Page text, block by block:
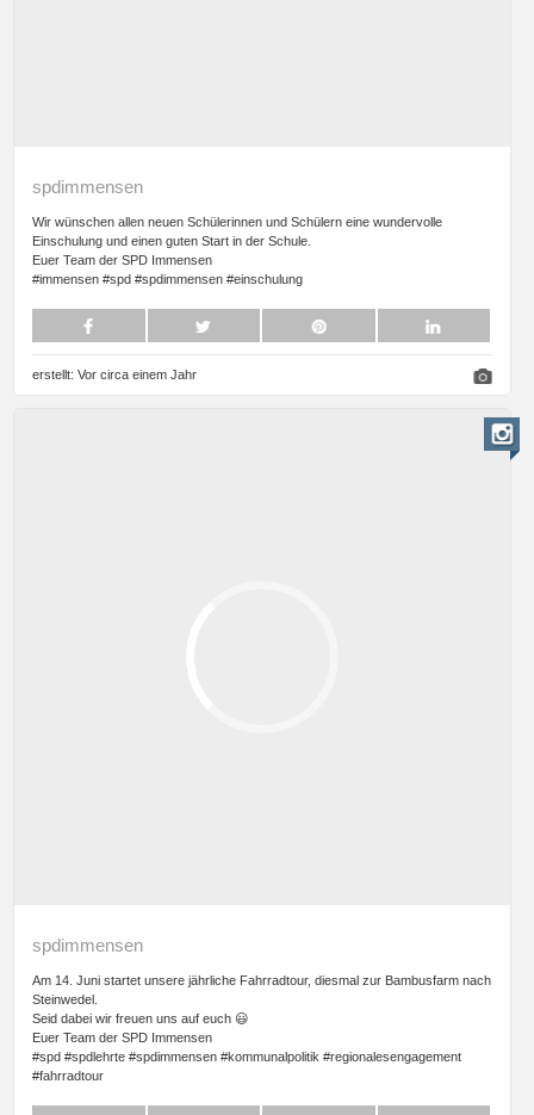
spdimmensen
Wir wünschen allen neuen Schülerinnen und Schülern eine wundervolle
Einschulung und einen guten Start in der Schule.
Euer Team der SPD Immensen
#immensen #spd #spdimmensen #einschulung
erstellt: Vor circa einem Jahr
spdimmensen
Am 14. Juni startet unsere jährliche Fahrradtour, diesmal zur Bambusfarm nach
Steinwedel.
Seid dabei wir freuen uns auf euch 😃
Euer Team der SPD Immensen
#spd #spdlehrte #spdimmensen #kommunalpolitik #regionalesengagement
#fahrradtour